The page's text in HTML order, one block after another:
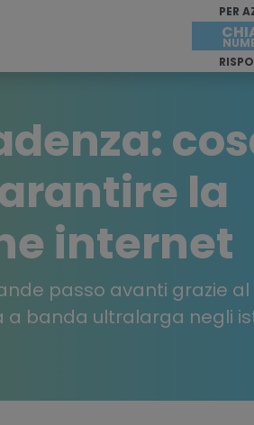
PER
la
internet
passo avanti grazie al
banda ultralarga negli